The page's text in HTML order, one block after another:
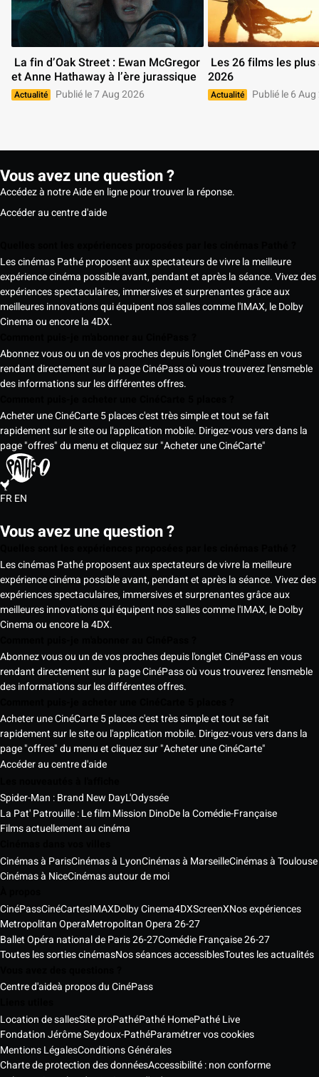
et Anne Hathaway à l’ère jurassique
Actualité Publié le 7 Aug 2026
2026
Actualité Publié le 6
Vous avez une question ?
Accédez à notre Aide en ligne pour trouver la réponse.
Accéder au centre d'aide
Les cinémas Pathé proposent aux spectateurs de vivre la meilleure
expérience cinéma possible avant, pendant et après la séance. Vivez des
expériences spectaculaires, immersives et surprenantes grâce aux
meilleures innovations qui équipent nos salles comme l'IMAX, le Dolby
Cinema ou encore la 4DX.
Abonnez vous ou un de vos proches depuis l'onglet CinéPass en vous
rendant directement sur la page CinéPass où vous trouverez l'ensmeble
des informations sur les différentes offres.
Acheter une CinéCarte 5 places c'est très simple et tout se fait
rapidement sur le site ou l'application mobile. Dirigez-vous vers dans la
page "offres" du menu et cliquez sur "Acheter une CinéCarte"
FREN
Vous avez une question ?
Les cinémas Pathé proposent aux spectateurs de vivre la meilleure
expérience cinéma possible avant, pendant et après la séance. Vivez des
expériences spectaculaires, immersives et surprenantes grâce aux
meilleures innovations qui équipent nos salles comme l'IMAX, le Dolby
Cinema ou encore la 4DX.
Abonnez vous ou un de vos proches depuis l'onglet CinéPass en vous
rendant directement sur la page CinéPass où vous trouverez l'ensmeble
des informations sur les différentes offres.
Acheter une CinéCarte 5 places c'est très simple et tout se fait
rapidement sur le site ou l'application mobile. Dirigez-vous vers dans la
page "offres" du menu et cliquez sur "Acheter une CinéCarte"
Accéder au centre d'aide
Spider-Man : Brand New DayL'Odyssée
La Pat' Patrouille : Le film Mission DinoDe la Comédie-Française
Films actuellement au cinéma
Cinémas à ParisCinémas à LyonCinémas à MarseilleCinémas à Toulouse
Cinémas à NiceCinémas autour de moi
CinéPassCinéCartesIMAXDolby Cinema4DXScreenXNos expériences
Metropolitan OperaMetropolitan Opera 26-27
Ballet Opéra national de Paris 26-27Comédie Française 26-27
Toutes les sorties cinémasNos séances accessiblesToutes les actualités
Centre d'aideà propos du CinéPass
Location de sallesSite proPathéPathé HomePathé Live
Fondation Jérôme Seydoux-PathéParamétrer vos cookies
Mentions LégalesConditions Générales
Charte de protection des donnéesAccessibilité : non conforme